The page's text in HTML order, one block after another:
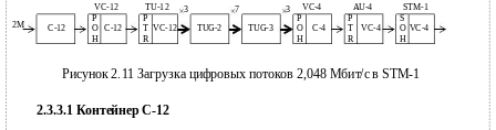
VC-12 TU-12 3 7 3 VC-4 AU-4
STM-1
2M
P P P P S
C-12 O C-12 T VC-12 TUG-2 TUG-3 O C-4 T VC-4 O VC-4
H
R H R H
Рисунок 2.11 Загрузка цифровых потоков 2,048 Мбит/с в STM-1
2.3.3.1 Контейнер C-12